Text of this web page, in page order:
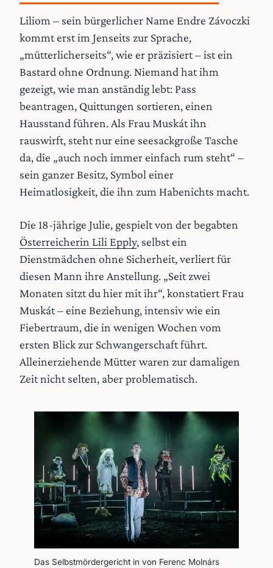
Liliom – sein bürgerlicher Name Endre Závoczki
kommt erst im Jenseits zur Sprache,
„mütterlicherseits“, wie er präzisiert – ist ein
Bastard ohne Ordnung. Niemand hat ihm
gezeigt, wie man anständig lebt: Pass
beantragen, Quittungen sortieren, einen
Hausstand führen. Als Frau Muskát ihn
rauswirft, steht nur eine seesackgroße Tasche
da, die „auch noch immer einfach rum steht“ –
sein ganzer Besitz, Symbol einer
Heimatlosigkeit, die ihn zum Habenichts macht.
Die 18-jährige Julie, gespielt von der begabten
Österreicherin Lili Epply, selbst ein
Dienstmädchen ohne Sicherheit, verliert für
diesen Mann ihre Anstellung. „Seit zwei
Monaten sitzt du hier mit ihr“, konstatiert Frau
Muskát – eine Beziehung, intensiv wie ein
Fiebertraum, die in wenigen Wochen vom
ersten Blick zur Schwangerschaft führt.
Alleinerziehende Mütter waren zur damaligen
Zeit nicht selten, aber problematisch.
Das Selbstmördergericht in von Ferenc Molnárs